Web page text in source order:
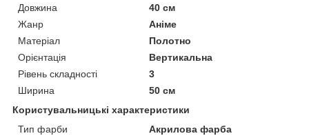
Довжина
40 см
Жанр
Аніме
Матеріал
Полотно
Орієнтація
Вертикальна
Рівень складності
3
Ширина
50 см
Користувальницькі характеристики
Тип фарби
Акрилова фарба